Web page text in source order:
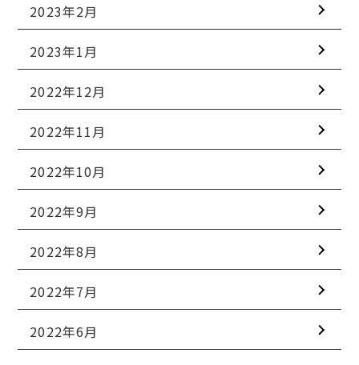
2023年2月
2023年1月
2022年12月
2022年11月
2022年10月
2022年9月
2022年8月
2022年7月
2022年6月